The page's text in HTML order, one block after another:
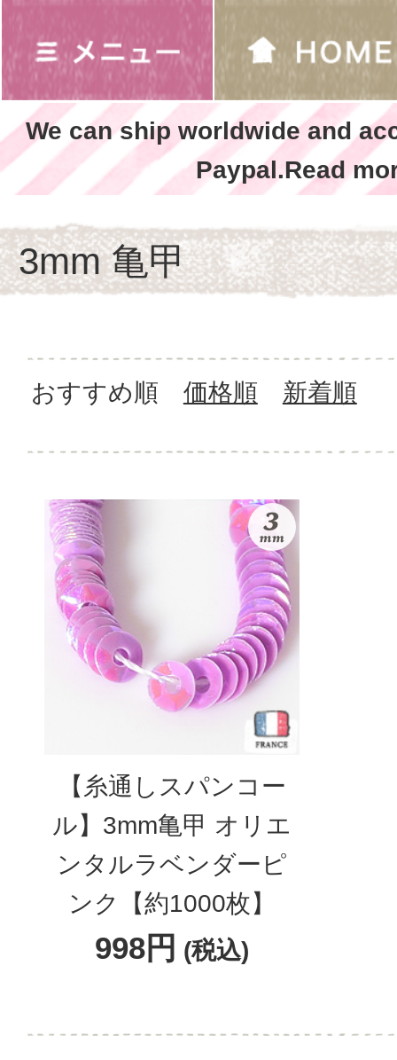
We can ship worldwide and
Paypal.Read
3mm 亀甲
おすすめ順 価格順 新着順
【糸通しスパンコー
ル】3mm亀甲 オリエ
ンタルラベンダーピ
ンク【約1000枚】
998円 (税込)